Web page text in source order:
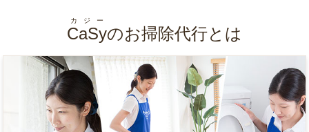
CaSy
カジー
のお掃除代行とは